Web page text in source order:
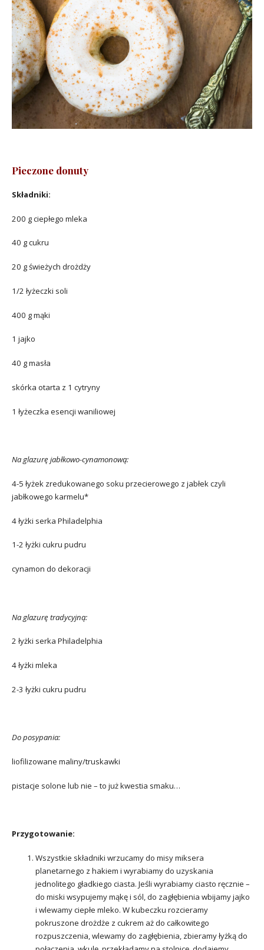
Pieczone donuty
Składniki:
200 g ciepłego mleka
40 g cukru
20 g świeżych drożdży
1/2 łyżeczki soli
400 g mąki
1 jajko
40 g masła
skórka otarta z 1 cytryny
1 łyżeczka esencji waniliowej
Na glazurę jabłkowo-cynamonową:
4-5 łyżek zredukowanego soku przecierowego z jabłek czyli
jabłkowego karmelu*
4 łyżki serka Philadelphia
1-2 łyżki cukru pudru
cynamon do dekoracji
Na glazurę tradycyjną:
2 łyżki serka Philadelphia
4 łyżki mleka
2-3 łyżki cukru pudru
Do posypania:
liofilizowane maliny/truskawki
pistacje solone lub nie – to już kwestia smaku…
Przygotowanie:
Wszystkie składniki wrzucamy do misy miksera
planetarnego z hakiem i wyrabiamy do uzyskania
jednolitego gładkiego ciasta. Jeśli wyrabiamy ciasto ręcznie –
do miski wsypujemy mąkę i sól, do zagłębienia wbijamy jajko
i wlewamy ciepłe mleko. W kubeczku rozcieramy
pokruszone drożdże z cukrem aż do całkowitego
rozpuszczenia, wlewamy do zagłębienia, zbieramy łyżką do